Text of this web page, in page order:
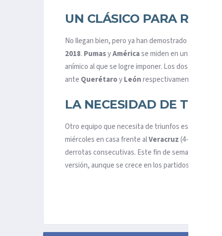
UN CLÁSICO PARA
No llegan bien, pero ya han demostrado que
2018. PumasyAméricase miden en un choque
anímico al que se logre imponer. Los dos
ante QuerétaroyLeónrespectivamente han
LA NECESIDAD DE TIGRES
Otro equipo que necesita de triunfos es
miércoles en casa frente alVeracruz(4-0), pero
derrotas consecutivas. Este fin de semana visita al
versión, aunque se crece en los partidos